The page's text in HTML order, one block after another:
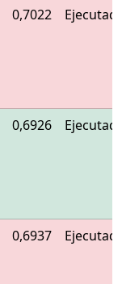
0,7022
0,6926
0,6937